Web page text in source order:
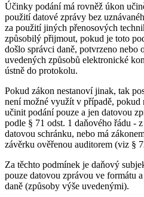
Účinky podání má rovněž úkon
použití datové zprávy bez
za použití jiných přenosových
způsobilý přijmout, pokud je toto
došlo správci daně, potvrzeno nebo
uvedených způsobů elektronické
ústně do protokolu.
Pokud zákon nestanoví jinak, tak
není možné využít v případě,
učinit podání pouze a jen datovou
podle § 71 odst. 1 daňového řádu -
datovou schránku, nebo má
závěrku ověřenou auditorem (viz §
Za těchto podmínek je daňový
pouze datovou zprávou ve formátu
daně (způsoby výše uvedenými).